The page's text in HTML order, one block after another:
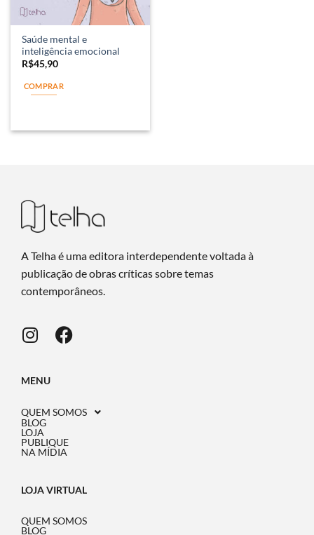
Saúde mental e
inteligência emocional
R$45,90
COMPRAR
A Telha é uma editora interdependente voltada à
publicação de obras críticas sobre temas
contemporâneos.
MENU
QUEM SOMOS
BLOG
LOJA
PUBLIQUE
NA MÍDIA
LOJA VIRTUAL
QUEM SOMOS
BLOG